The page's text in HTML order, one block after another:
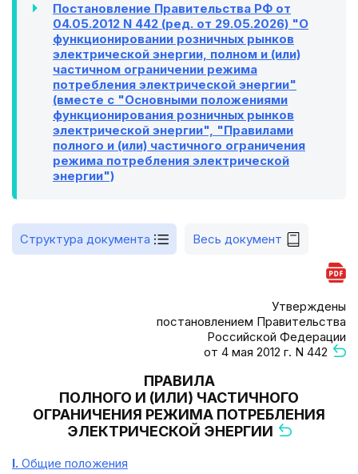
Постановление Правительства РФ от
04.05.2012 N 442 (ред. от 29.05.2026) "О
функционировании розничных рынков
электрической энергии, полном и (или)
частичном ограничении режима
потребления электрической энергии"
(вместе с "Основными положениями
функционирования розничных рынков
электрической энергии", "Правилами
полного и (или) частичного ограничения
режима потребления электрической
энергии")
Структура документа Весь документ
Утверждены
постановлением Правительства
Российской Федерации
от 4 мая 2012 г. N 442
ПРАВИЛА
ПОЛНОГО И (ИЛИ) ЧАСТИЧНОГО
ОГРАНИЧЕНИЯ РЕЖИМА ПОТРЕБЛЕНИЯ
ЭЛЕКТРИЧЕСКОЙ ЭНЕРГИИ
I. Общие положения